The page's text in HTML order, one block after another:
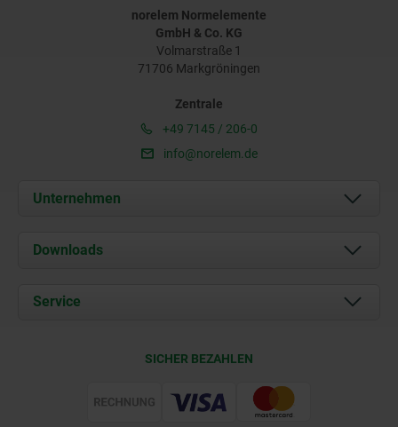
norelem Normelemente
GmbH & Co. KG
Volmarstraße 1
71706 Markgröningen
Zentrale
+49 7145 / 206-0
info@norelem.de
Unternehmen
Über uns
Karriere
Downloads
Dokumente
Service
Web Support
SICHER BEZAHLEN